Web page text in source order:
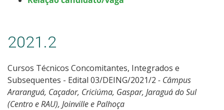
2021.2
Cursos Técnicos Concomitantes, Integrados e
Subsequentes - Edital 03/DEING/2021/2 - Câmpus
Araranguá, Caçador, Criciúma, Gaspar, Jaraguá do Sul
(Centro e RAU), Joinville e Palhoça